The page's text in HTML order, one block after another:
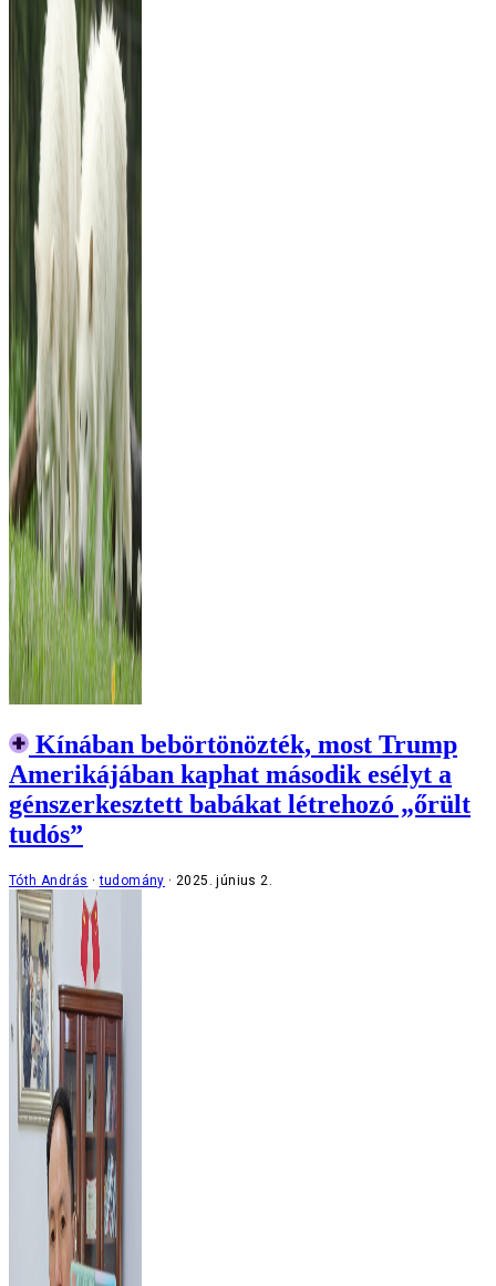
Kínában bebörtönözték, most Trump
Amerikájában kaphat második esélyt a
génszerkesztett babákat létrehozó „őrült
tudós”
Tóth András tudomány 2025. június 2.